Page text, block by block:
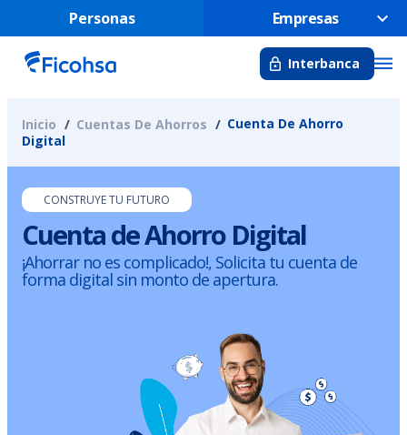
Personas Empresas
Interbanca
Inicio Cuentas De Ahorros
Cuenta De Ahorro
Digital
CONSTRUYE TU FUTURO
Cuenta de Ahorro Digital
¡Ahorrar no es complicado!, Solicita tu cuenta de
forma digital sin monto de apertura.